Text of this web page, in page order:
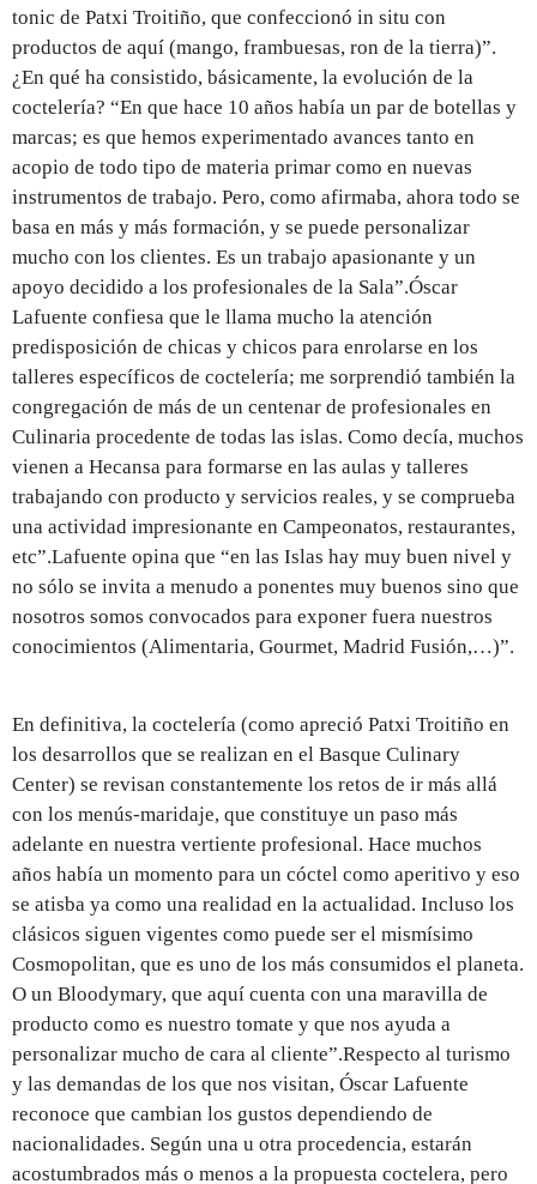
tonic de Patxi Troitiño, que confeccionó in situ con
productos de aquí (mango, frambuesas, ron de la tierra)”.
¿En qué ha consistido, básicamente, la evolución de la
coctelería? “En que hace 10 años había un par de botellas y
marcas; es que hemos experimentado avances tanto en
acopio de todo tipo de materia primar como en nuevas
instrumentos de trabajo. Pero, como afirmaba, ahora todo se
basa en más y más formación, y se puede personalizar
mucho con los clientes. Es un trabajo apasionante y un
apoyo decidido a los profesionales de la Sala”.Óscar
Lafuente confiesa que le llama mucho la atención
predisposición de chicas y chicos para enrolarse en los
talleres específicos de coctelería; me sorprendió también la
congregación de más de un centenar de profesionales en
Culinaria procedente de todas las islas. Como decía, muchos
vienen a Hecansa para formarse en las aulas y talleres
trabajando con producto y servicios reales, y se comprueba
una actividad impresionante en Campeonatos, restaurantes,
etc”.Lafuente opina que “en las Islas hay muy buen nivel y
no sólo se invita a menudo a ponentes muy buenos sino que
nosotros somos convocados para exponer fuera nuestros
conocimientos (Alimentaria, Gourmet, Madrid Fusión,…)”.
En definitiva, la coctelería (como apreció Patxi Troitiño en
los desarrollos que se realizan en el Basque Culinary
Center) se revisan constantemente los retos de ir más allá
con los menús-maridaje, que constituye un paso más
adelante en nuestra vertiente profesional. Hace muchos
años había un momento para un cóctel como aperitivo y eso
se atisba ya como una realidad en la actualidad. Incluso los
clásicos siguen vigentes como puede ser el mismísimo
Cosmopolitan, que es uno de los más consumidos el planeta.
O un Bloodymary, que aquí cuenta con una maravilla de
producto como es nuestro tomate y que nos ayuda a
personalizar mucho de cara al cliente”.Respecto al turismo
y las demandas de los que nos visitan, Óscar Lafuente
reconoce que cambian los gustos dependiendo de
nacionalidades. Según una u otra procedencia, estarán
acostumbrados más o menos a la propuesta coctelera, pero